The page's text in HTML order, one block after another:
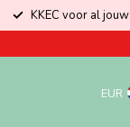
KKEC voor al jouw
EUR